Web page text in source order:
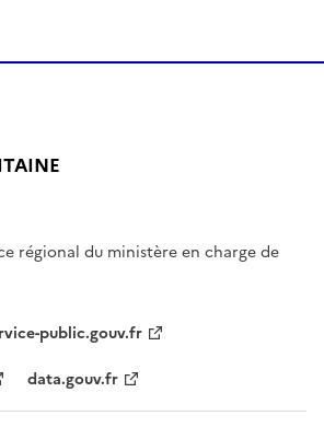
régional du ministère en charge de
public.gouv.fr
data.gouv.fr